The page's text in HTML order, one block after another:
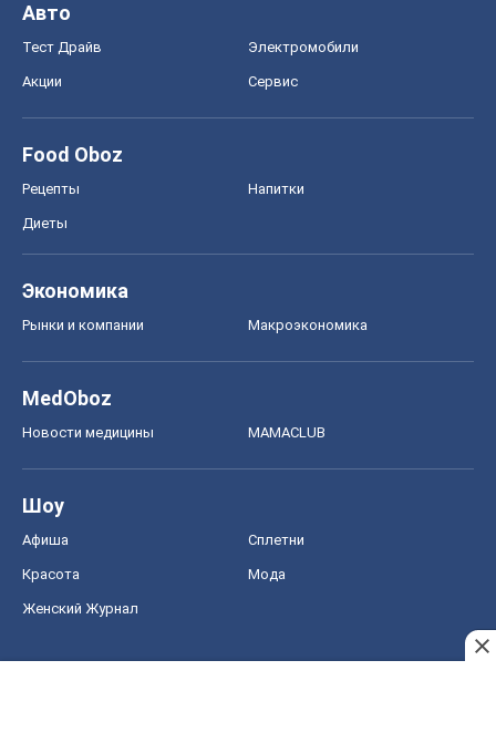
Авто
Тест Драйв Электромобили
Акции Сервис
Food Oboz
Рецепты Напитки
Диеты
Экономика
Рынки и компании Mакроэкономика
MedOboz
Новости медицины MAMACLUB
Шоу
Афиша Сплетни
Красота Мода
Женский Журнал